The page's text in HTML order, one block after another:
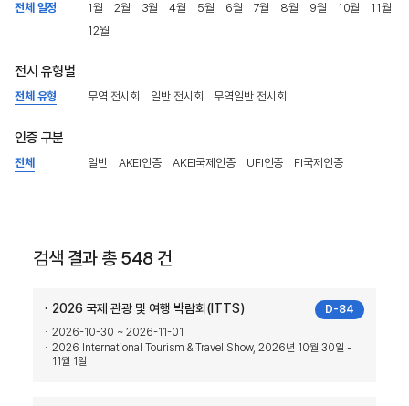
전체 일정 1월 2월 3월 4월 5월 6월 7월 8월 9월 10월
11월
12월
전시 유형별
전체 유형 무역 전시회 일반 전시회 무역일반 전시회
인증 구분
전체 일반 AKEI인증 AKEI국제인증 UFI인증 FI국제인증
검색 결과 총 548 건
D-84
2026 국제 관광 및 여행 박람회(ITTS)
2026-10-30 ~ 2026-11-01
2026 International Tourism & Travel Show, 2026년 10월 30일 -
11월 1일